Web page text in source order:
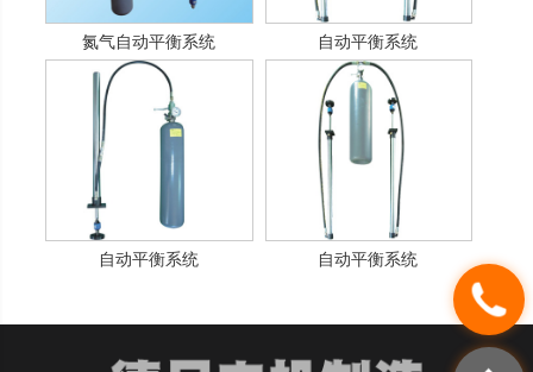
氮气自动平衡系统 自动平衡系统
自动平衡系统 自动平衡系统